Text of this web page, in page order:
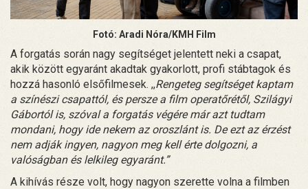
Fotó: Aradi Nóra/KMH Film
A forgatás során nagy segítséget jelentett neki a csapat,
akik között egyaránt akadtak gyakorlott, profi stábtagok és
hozzá hasonló elsőfilmesek. ,,Rengeteg segítséget kaptam
a színészi csapattól, és persze a film operatőrétől, Szilágyi
Gábortól is, szóval a forgatás végére már azt tudtam
mondani, hogy ide nekem az oroszlánt is. De ezt az érzést
nem adják ingyen, nagyon meg kell érte dolgozni, a
valóságban és lelkileg egyaránt.”
A kihívás része volt, hogy nagyon szerette volna a filmben